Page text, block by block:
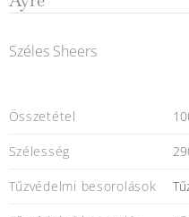
Széles Sheers
Összetétel
Szélesség
Tűzvédelmi besorolások